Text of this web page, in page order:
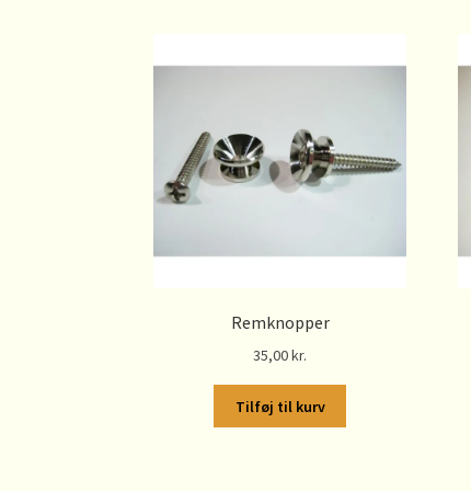
Remknopper
35,00kr.
Tilføj til kurv